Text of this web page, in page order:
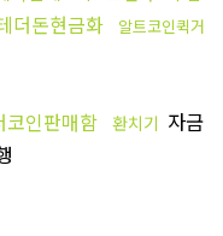
더돈현금화
알트코인퀵거
코인판매함 환치기 자금